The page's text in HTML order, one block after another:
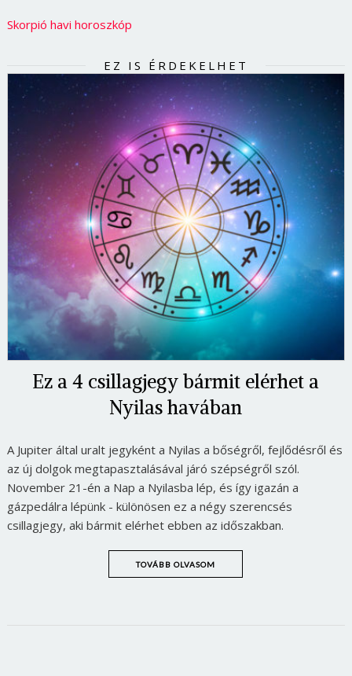
Skorpió havi horoszkóp
EZ IS ÉRDEKELHET
Ez a 4 csillagjegy bármit elérhet a
Nyilas havában
A Jupiter által uralt jegyként a Nyilas a bőségről, fejlődésről és
az új dolgok megtapasztalásával járó szépségről szól.
November 21-én a Nap a Nyilasba lép, és így igazán a
gázpedálra lépünk - különösen ez a négy szerencsés
csillagjegy, aki bármit elérhet ebben az időszakban.
TOVÁBB OLVASOM